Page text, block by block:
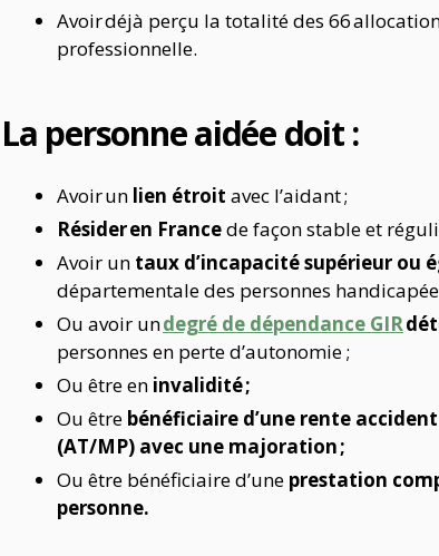
Avoir déjà perçu la totalité des 66
professionnelle.
La personne aidée doit :
Avoir un lien étroit avec l’aidant ;
Résider en Francede façon stable et
Avoir un taux d’incapacité supérieur ou
départementale des personnes
Ou avoir undegré de dépendance GIR
personnes en perte d’autonomie;
Ou être en invalidité ;
Ou être bénéficiaire d’une rente
(AT/MP) avec une majoration ;
Ou être bénéficiaire d’une prestation
personne.